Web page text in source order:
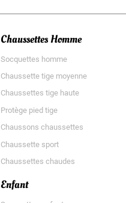
Chaussettes Homme
Socquettes homme
Chaussette tige moyenne
Chaussettes tige haute
Protège pied tige
Chaussons chaussettes
Chaussette sport
Chaussettes chaudes
Enfant